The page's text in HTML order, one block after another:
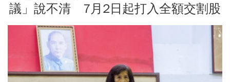
議」說不清 7月2日起打入全額交割股